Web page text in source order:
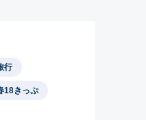
行
18きっぷ